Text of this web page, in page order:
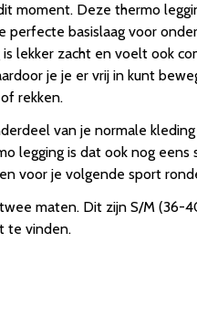
moment. Deze thermo
perfecte basislaag voor
lekker zacht en voelt ook
je je er vrij in kunt
rekken.
van je normale
legging is dat ook nog eens
voor je volgende sport
maten. Dit zijn S/M (36-
te vinden.